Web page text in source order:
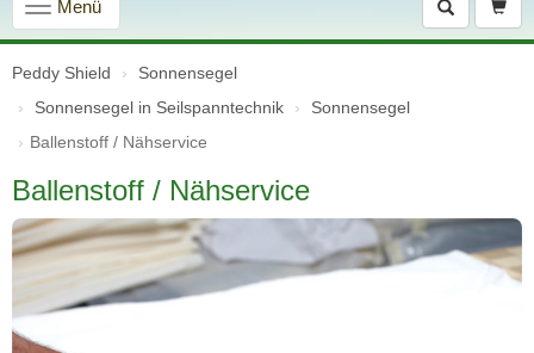
Navigation
einblenden
Menü
Peddy Shield
Sonnensegel
Sonnensegel in Seilspanntechnik
Sonnensegel
Ballenstoff / Nähservice
Ballenstoff / Nähservice